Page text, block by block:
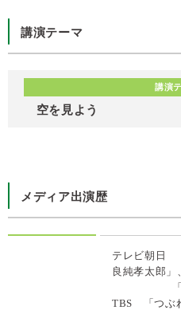
講演テーマ
講演
空を見よう
メディア出演歴
テレビ朝日
良純孝太郎」
「モー
TBS 「つぶ